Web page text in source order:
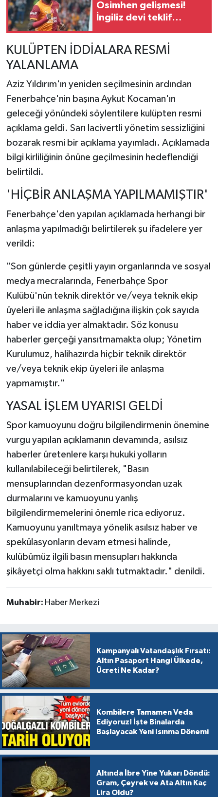
Osimhen gelişmesi!
İngiliz devi teklif
KULÜPTEN İDDİALARA RESMİ
YALANLAMA
Aziz Yıldırım'ın yeniden seçilmesinin ardından
Fenerbahçe'nin başına Aykut Kocaman'ın
geleceği yönündeki söylentilere kulüpten resmi
açıklama geldi. Sarı lacivertli yönetim sessizliğini
bozarak resmi bir açıklama yayımladı. Açıklamada
bilgi kirliliğinin önüne geçilmesinin hedeflendiği
belirtildi.
'HİÇBİR ANLAŞMA YAPILMAMIŞTIR'
Fenerbahçe'den yapılan açıklamada herhangi bir
anlaşma yapılmadığı belirtilerek şu ifadelere yer
verildi:
"Son günlerde çeşitli yayın organlarında ve sosyal
medya mecralarında, Fenerbahçe Spor
Kulübü'nün teknik direktör ve/veya teknik ekip
üyeleri ile anlaşma sağladığına ilişkin çok sayıda
haber ve iddia yer almaktadır. Söz konusu
haberler gerçeği yansıtmamakta olup; Yönetim
Kurulumuz, halihazırda hiçbir teknik direktör
ve/veya teknik ekip üyeleri ile anlaşma
yapmamıştır."
YASAL İŞLEM UYARISI GELDİ
Spor kamuoyunu doğru bilgilendirmenin önemine
vurgu yapılan açıklamanın devamında, asılsız
haberler üretenlere karşı hukuki yolların
kullanılabileceği belirtilerek, "Basın
mensuplarından dezenformasyondan uzak
durmalarını ve kamuoyunu yanlış
bilgilendirmemelerini önemle rica ediyoruz.
Kamuoyunu yanıltmaya yönelik asılsız haber ve
spekülasyonların devam etmesi halinde,
kulübümüz ilgili basın mensupları hakkında
şikâyetçi olma hakkını saklı tutmaktadır." denildi.
Muhabir: Haber Merkezi
Kampanyalı Vatandaşlık Fırsatı:
Altın Pasaport Hangi Ülkede,
Ücreti Ne Kadar?
Kombilere Tamamen Veda
Ediyoruz! İşte Binalarda
Başlayacak Yeni Isınma Dönemi
Altında İbre Yine Yukarı Döndü:
Gram, Çeyrek ve Ata Altın Kaç
Lira Oldu?